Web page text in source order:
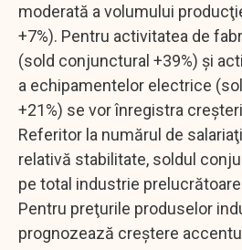
moderată a volumului
+7%). Pentru activitatea de
(sold conjunctural +39%) și
a echipamentelor electrice
+21%) se vor înregistra
Referitor la numărul de
relativă stabilitate, soldul
pe total industrie
Pentru preţurile produselor
prognozează creștere